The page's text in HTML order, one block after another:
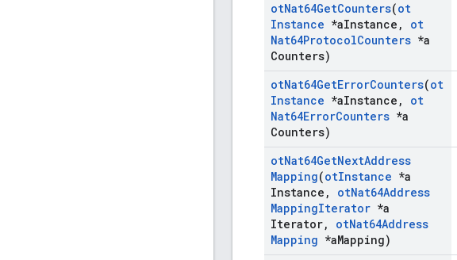
otNat64GetCounters(ot
Instance *aInstance ,
ot
Nat64ProtocolCounters *a
Counters)
otNat64GetErrorCounters(ot
Instance *aInstance ,
ot
Nat64ErrorCounters *a
Counters)
otNat64GetNextAddress
Mapping(otInstance *a
Instance , otNat64Address
MappingIterator *a
Iterator, otNat64Address
Mapping *aMapping)